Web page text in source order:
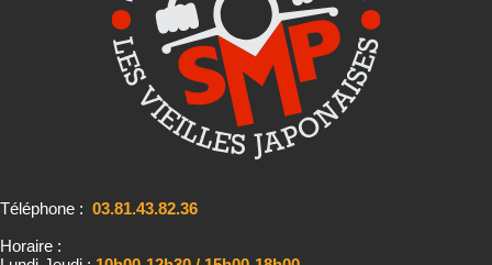
Téléphone : 03.81.43.82.36
Horaire :